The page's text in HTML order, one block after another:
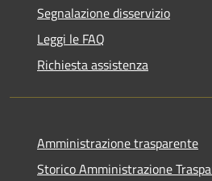
Segnalazione disservizio
Leggi le FAQ
Richiesta assistenza
Amministrazione trasparente
Storico Amministrazione